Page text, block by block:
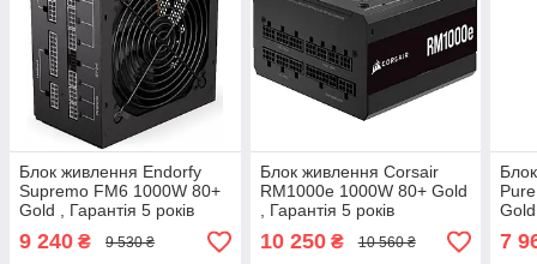
Блок живлення Endorfy
Supremo FM6 1000W 80+
Gold , Гарантія 5 років
9 240 ₴ 9 530 ₴
Блок живлення Corsair
RM1000e 1000W 80+ Gold
, Гарантія 5 років
10 250₴ 10 560 ₴
Gold
7